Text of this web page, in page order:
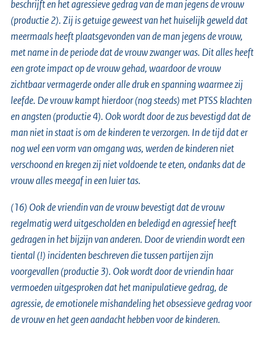
beschrijft en het agressieve gedrag van de man jegens de vrouw
(productie 2). Zij is getuige geweest van het huiselijk geweld dat
meermaals heeft plaatsgevonden van de man jegens de vrouw,
met name in de periode dat de vrouw zwanger was. Dit alles heeft
een grote impact op de vrouw gehad, waardoor de vrouw
zichtbaar vermagerde onder alle druk en spanning waarmee zij
leefde. De vrouw kampt hierdoor (nog steeds) met PTSS klachten
en angsten (productie 4). Ook wordt door de zus bevestigd dat de
man niet in staat is om de kinderen te verzorgen. In de tijd dat er
nog wel een vorm van omgang was, werden de kinderen niet
verschoond en kregen zij niet voldoende te eten, ondanks dat de
vrouw alles meegaf in een luier tas.
(16) Ook de vriendin van de vrouw bevestigt dat de vrouw
regelmatig werd uitgescholden en beledigd en agressief heeft
gedragen in het bijzijn van anderen. Door de vriendin wordt een
tiental (!) incidenten beschreven die tussen partijen zijn
voorgevallen (productie 3). Ook wordt door de vriendin haar
vermoeden uitgesproken dat het manipulatieve gedrag, de
agressie, de emotionele mishandeling het obsessieve gedrag voor
de vrouw en het geen aandacht hebben voor de kinderen.